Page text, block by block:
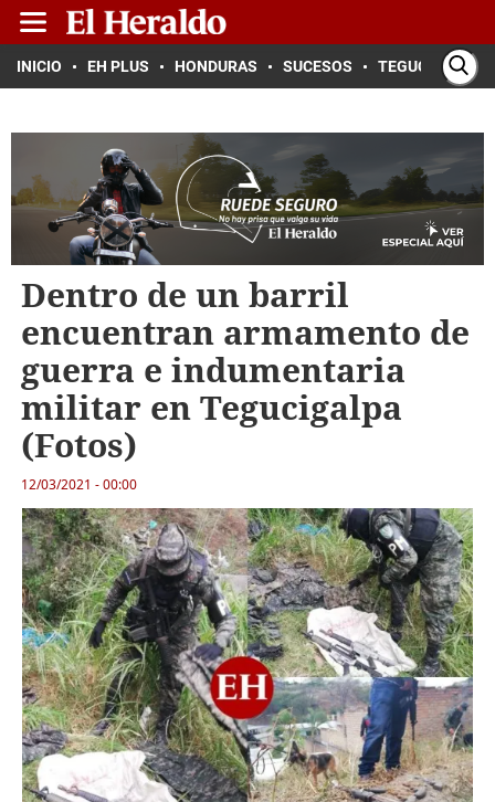
INICIO EH PLUS HONDURAS SUCESOS TEGUCIGALPA
Dentro de un barril
encuentran armamento de
guerra e indumentaria
militar en Tegucigalpa
(Fotos)
12/03/2021 - 00:00